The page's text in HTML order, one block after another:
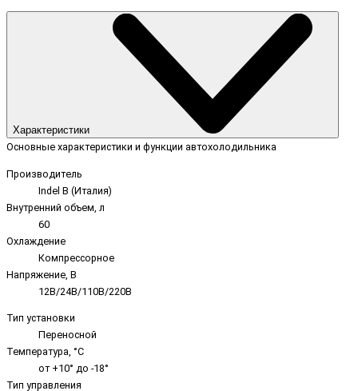
Характеристики
Основные характеристики и функции автохолодильника
Производитель
Indel B (Италия)
Внутренний объем, л
60
Охлаждение
Компрессорное
Напряжение, В
12В/24В/110В/220В
Тип установки
Переносной
Температура, °C
от +10° до -18°
Тип управления